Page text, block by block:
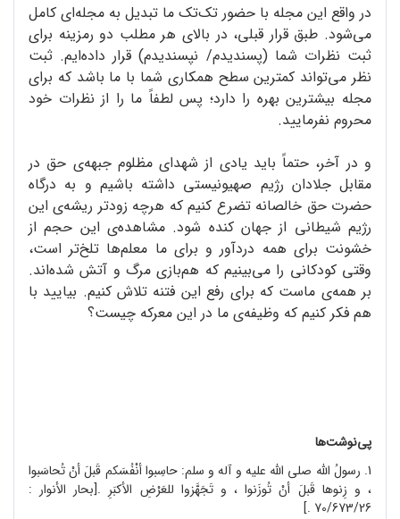
در واقع این مجله با حضور تک‌تک ما تبدیل به مجله‌ای کامل
می‌شود. طبق قرار قبلی، در بالای هر مطلب دو رمزینه برای
ثبت نظرات شما (پسندیدم/ نپسندیدم) قرار داده‌ایم. ثبت
نظر می‌تواند کمترین سطح همکاری شما با ما باشد که برای
مجله بیشترین بهره را دارد؛ پس لطفاً ما را از نظرات خود
محروم نفرمایید.
و در آخر، حتماً باید یادی از شهدای مظلوم جبهه‌ی حق در
مقابل جلادان رژیم صهیونیستی داشته باشیم و به درگاه
حضرت حق خالصانه تضرع کنیم که هرچه زودتر ریشه‌ی این
رژیم شیطانی از جهان کنده شود. مشاهده‌ی این حجم از
خشونت برای همه دردآور و برای ما معلم‌ها تلخ‌تر است،
وقتی کودکانی را می‌بینیم که هم‌بازی مرگ و آتش شده‌اند.
بر همه‌ی ماست که برای رفع این فتنه تلاش کنیم. بیایید با
هم فکر کنیم که وظیفه‌ی ما در این معرکه چیست؟
پی‌نوشت‌ها
1. رسولُ اللّه صلى الله علیه و آله و سلم: حاسِبوا أنْفُسَکم قَبلَ أنْ تُحاسَبوا
، و زِنوها قَبلَ أنْ تُوزَنوا ، و تَجَهَّزوا للعَرْضِ الأکبَرِ .[بحار الأنوار :
70/673/26 .]